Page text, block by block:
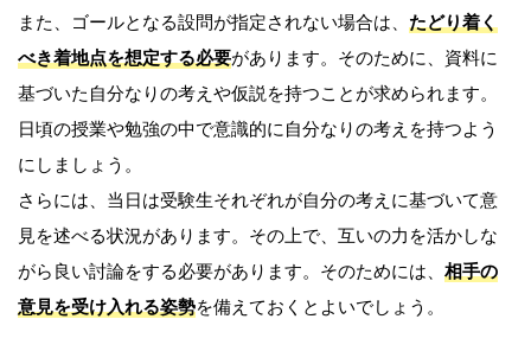
また、ゴールとなる設問が指定されない場合は、 たどり着く
べき着地点を想定する必要があります。そのために、資料に
基づいた自分なりの考えや仮説を持つことが求められます。
日頃の授業や勉強の中で意識的に自分なりの考えを持つよう
にしましょう。
さらには、当日は受験生それぞれが自分の考えに基づいて意
見を述べる状況があります。その上で、互いの力を活かしな
がら良い討論をする必要があります。そのためには、 相手の
意見を受け入れる姿勢を備えておくとよいでしょう。